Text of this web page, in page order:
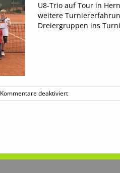
U8-Trio auf Tour in
weitere
Dreiergruppen ins
Kommentare deaktiviertfür
Erfolgreiche